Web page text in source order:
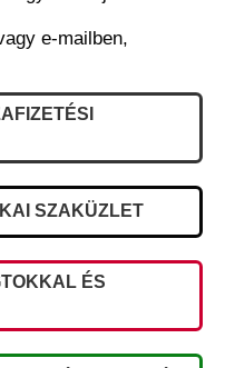
e-mailben,
SZAKÜZLET
ÉS